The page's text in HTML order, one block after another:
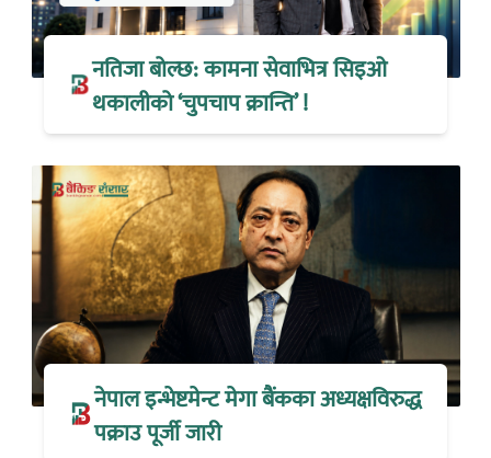
नतिजा बोल्छ: कामना सेवाभित्र सिइओ
थकालीको ‘चुपचाप क्रान्ति’ !
नेपाल इन्भेष्टमेन्ट मेगा बैंकका अध्यक्षविरुद्ध
पक्राउ पूर्जी जारी